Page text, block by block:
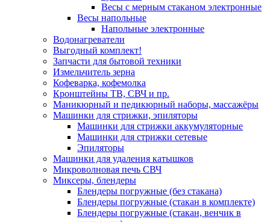
Весы с мерным стаканом электронные
Весы напольные
Напольные электронные
Водонагреватели
Выгодный комплект!
Запчасти для бытовой техники
Измельчитель зерна
Кофеварка, кофемолка
Кронштейны ТВ, СВЧ и пр.
Маникюрный и педикюрный наборы, массажёры
Машинки для стрижки, эпиляторы
Машинки для стрижки аккумуляторные
Машинки для стрижки сетевые
Эпиляторы
Машинки для удаления катышков
Микроволновая печь СВЧ
Миксеры, блендеры
Блендеры погружные (без стакана)
Блендеры погружные (стакан в комплекте)
Блендеры погружные (стакан, венчик в